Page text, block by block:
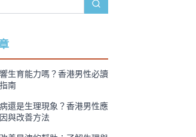
生育能力嗎？香港男性必讀
南
還是生理現象？香港男性應
與改善方法